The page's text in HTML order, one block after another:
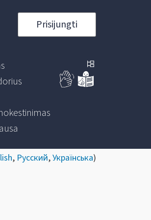
Prisijungti
, Русский,Українська)